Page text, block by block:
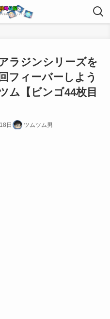
ラジンシリーズを
フィーバーしよう
ム【ビンゴ44枚目
日 ツムツム男